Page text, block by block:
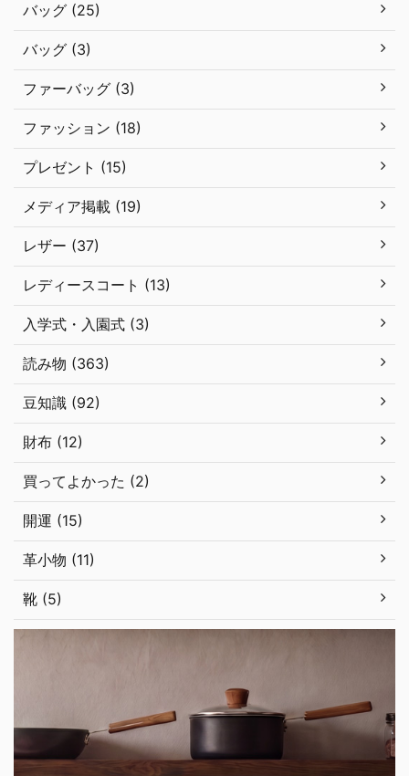
バッグ (25)
バッグ (3)
ファーバッグ (3)
ファッション (18)
プレゼント (15)
メディア掲載 (19)
レザー (37)
レディースコート (13)
入学式・入園式 (3)
読み物 (363)
豆知識 (92)
財布 (12)
買ってよかった (2)
開運 (15)
革小物 (11)
靴 (5)